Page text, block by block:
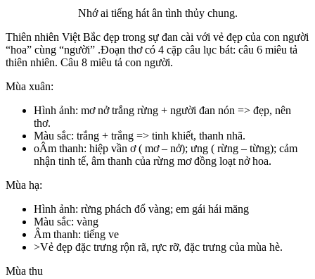
Nhớ ai tiếng hát ân tình thủy chung.
Thiên nhiên Việt Bắc đẹp trong sự đan cài với vẻ đẹp của con người
“hoa” cùng “người” .Đoạn thơ có 4 cặp câu lục bát: câu 6 miêu tả
thiên nhiên. Câu 8 miêu tả con người.
Mùa xuân:
Hình ảnh: mơ nở trắng rừng + người đan nón => đẹp, nên
thơ.
Màu sắc: trắng + trắng => tinh khiết, thanh nhã.
oÂm thanh: hiệp vần ơ ( mơ – nở); ưng ( rừng – từng); cảm
nhận tinh tế, âm thanh của rừng mơ đồng loạt nở hoa.
Mùa hạ:
Hình ảnh: rừng phách đổ vàng; em gái hái măng
Màu sắc: vàng
Âm thanh: tiếng ve
>Vẻ đẹp đặc trưng rộn rã, rực rỡ, đặc trưng của mùa hè.
Mùa thu